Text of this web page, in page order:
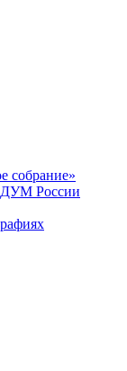
собрание»
России